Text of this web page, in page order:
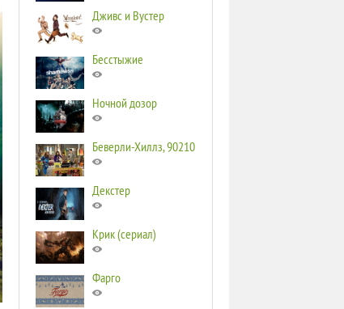
Дживс и Вустер
Бесстыжие
Ночной дозор
Беверли-Хиллз, 90210
Декстер
Крик (сериал)
Фарго